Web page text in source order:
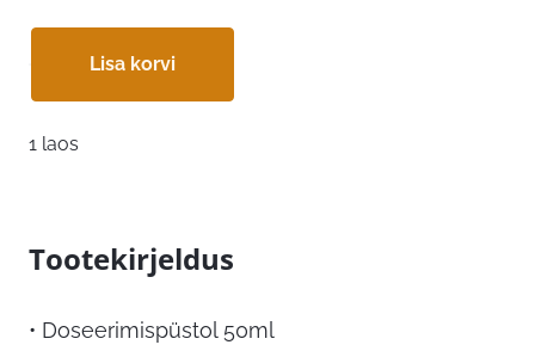
Lisa korvi
1 laos
Tootekirjeldus
• Doseerimispüstol 50ml